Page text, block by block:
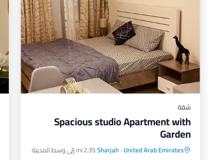
شقة
Spacious studio Apartment with
Garden
United Arab Emirates
·
Sharjah2.35 mi إلى وسط المدينة
مكيف هواء
إنترنت